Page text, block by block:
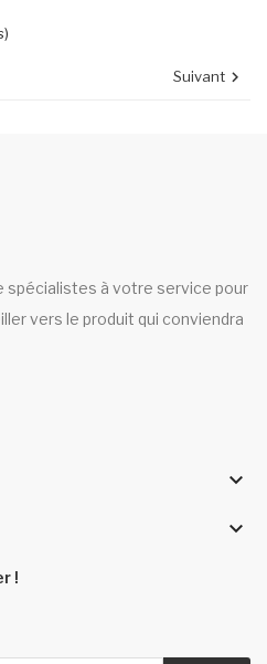
Suivant 
spécialistes à votre service pour
vers le produit qui conviendra
keyboard_arrow_down
keyboard_arrow_down
!